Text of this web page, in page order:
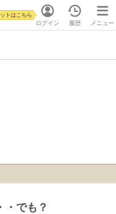
ログイン
トはこちら
履歴 メニュー
・でも？